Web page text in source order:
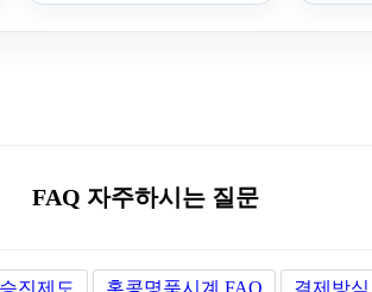
FAQ 자주하시는 질문